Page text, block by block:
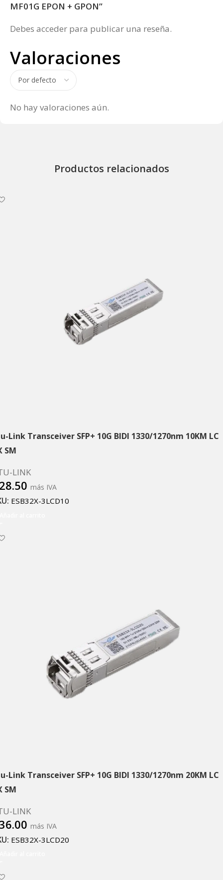
Valoraciones
No hay valoraciones aún.
MF01G EPON + GPON”
Debes acceder para publicar una reseña.
Productos relacionados
Link Transceiver SFP+ 10G BIDI 1330/1270nm 10KM LC
SM
LINK
más IVA
ESB32X-3LCD10
Link Transceiver SFP+ 10G BIDI 1330/1270nm 20KM LC
SM
LINK
más IVA
ESB32X-3LCD20